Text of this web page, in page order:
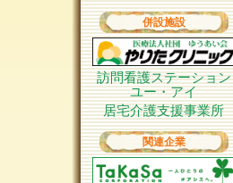
併設施設
訪問看護ステーション
ユー・アイ
居宅介護支援事業所
関連企業